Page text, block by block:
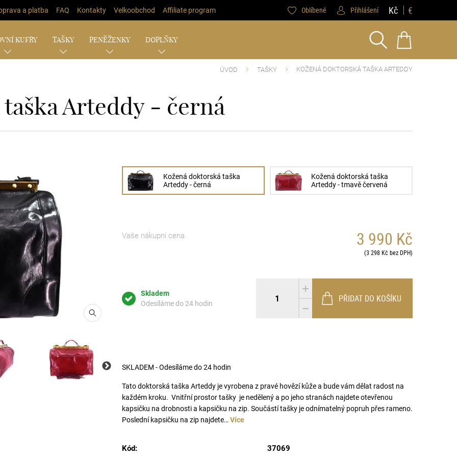
a platba FAQ Kontakty Velkoobchod Affiliate program Oblíbené Přihlášení Kč €
KUFRY TAŠKY PENĚŽENKY DOPLŇKY
ÚVOD TAŠKY KOŽENÁ DOKTORSKÁ TAŠKA ARTEDDY
Arteddy - černá
tmavě hnědá koňak
Kožená doktorská taška
Arteddy - černá
Kožená doktorská taška
Arteddy - tmavě červená
Vaše nákupní cena 3 990 Kč
(3 298 Kč bez DPH)
Skladem
Odesíláme do 24 hodin
PŘIDAT DO KOŠÍKU
SKLADEM - Odesíláme do 24 hodin
Tato doktorská taška Arteddy je vyrobena z pravé hovězí kůže a bude vám dělat radost na
každém kroku. Vnitřní prostor tašky je nedělený a po jeho stranách najdete otevřenou
kapsičku na drobnosti a kapsičku na zip. Součástí tašky je odnímatelný popruh přes rameno.
Poslední kapsičku na zip najdete… Více
Kód: 37069